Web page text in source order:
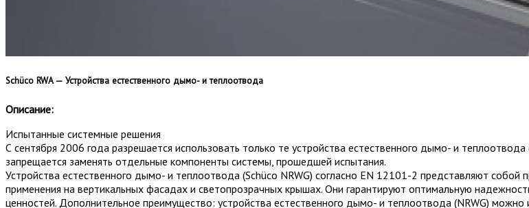
Schüco​ RWA — Устройства естественного дымо- и теплоотвода
Описание:
Испытанные системные решения
С сентября 2006 года разрешается использовать только те устройства естественного дымо- и
запрещается заменять отдельные компоненты системы, прошедшей испытания.
Устройства естественного дымо- и теплоотвода (Schüco NRWG) согласно EN 12101-2 представляют
применения на вертикальных фасадах и светопрозрачных крышах. Они гарантируют оптимальную
ценностей. Дополнительное преимущество: устройства естественного дымо- и теплоотвода (NRWG)